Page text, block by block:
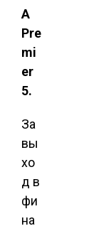
A
Pre
mi
er
5.
За
вы
хо
д в
фи
на